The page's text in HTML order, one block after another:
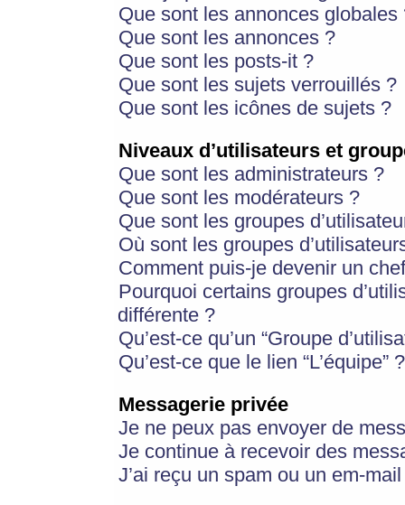
Que sont les annonces globales
Que sont les annonces ?
Que sont les posts-it ?
Que sont les sujets verrouillés ?
Que sont les icônes de sujets ?
Niveaux d’utilisateurs et
Que sont les administrateurs ?
Que sont les modérateurs ?
Que sont les groupes
Où sont les groupes
Comment puis-je devenir un
Pourquoi certains groupes
différente ?
Qu’est-ce qu’un “Groupe
Qu’est-ce que le lien “L’équipe” ?
Messagerie privée
Je ne peux pas envoyer de
Je continue à recevoir des
J’ai reçu un spam ou un em-